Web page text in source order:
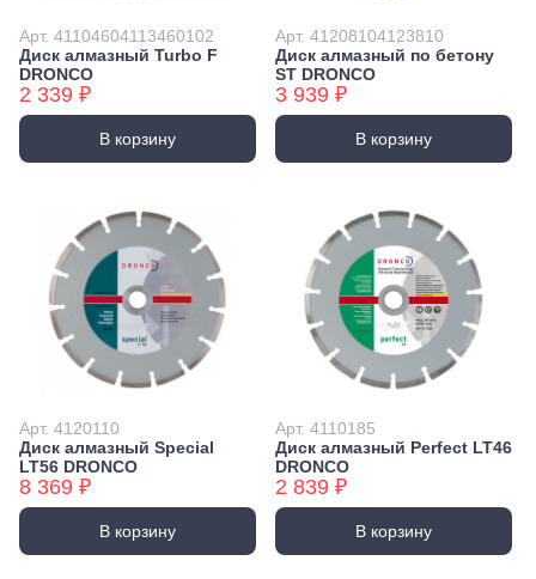
Арт. 41104604113460102
Диск алмазный Turbo F
DRONCO
2 339 ₽
В корзину
Арт. 41208104123810
Диск алмазный по бетону
ST DRONCO
3 939 ₽
В корзину
Арт. 4120110
Диск алмазный Special
LT56 DRONCO
8 369 ₽
В корзину
Арт. 4110185
Диск алмазный Perfect LT46
DRONCO
2 839 ₽
В корзину